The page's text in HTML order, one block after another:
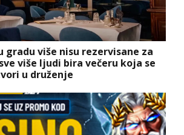
gradu više nisu rezervisane za
više ljudi bira večeru koja se
u druženje